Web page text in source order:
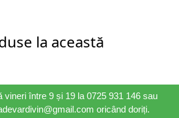
la această
vineri între 9 și 19 la 0725 931 146 sau
oricând doriți.